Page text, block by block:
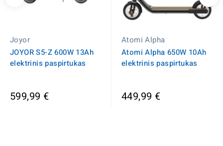
Joyor
JOYOR S5-Z 600W 13Ah
elektrinis paspirtukas
599,99 €
Atomi Alpha
Atomi Alpha 650W 10Ah
elektrinis paspirtukas
449,99 €